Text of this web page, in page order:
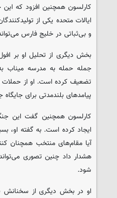
کارلسون همچنین افزود که
ایالات متحده یکی از
و بی‌ثباتی در خلیج فارس
بخش دیگری از تحلیل او بر
جمله حمله به مدرسه میناب
تضعیف کرده است. او از حملات
پیامدهای بلندمدتی برای جایگاه
کارلسون همچنین گفت این
ایجاد کرده است. به گفته او،
آیا مقام‌های منتخب همچنان
هشدار داد چنین تصوری
شود.
او در بخش دیگری از سخنانش